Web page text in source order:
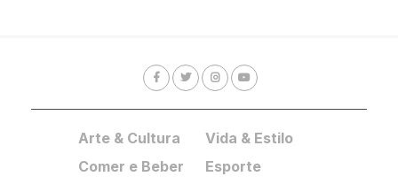
Arte & Cultura
Comer e Beber
Vida & Estilo
Esporte